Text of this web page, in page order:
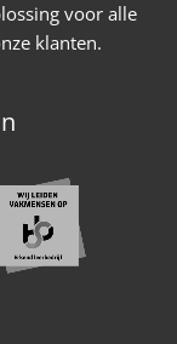
voor alle
klanten.